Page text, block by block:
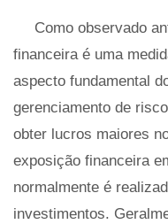
Como observado
financeira é uma
aspecto fundamental
gerenciamento de
obter lucros maiores
exposição financeira
normalmente é
investimentos.